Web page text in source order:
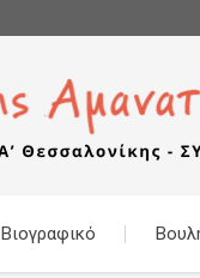
Βιογραφικό